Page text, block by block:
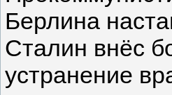
Берлина
Сталин внёс
устранение